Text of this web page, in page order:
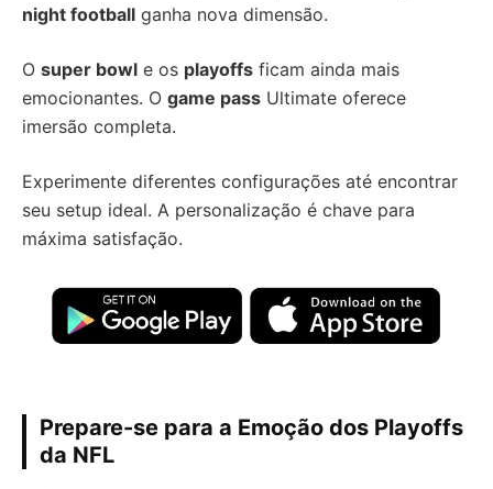
night football ganha nova dimensão.
O super bowl e os playoffs ficam ainda mais
emocionantes. O game pass Ultimate oferece
imersão completa.
Experimente diferentes configurações até encontrar
seu setup ideal. A personalização é chave para
máxima satisfação.
Prepare-se para a Emoção dos Playoffs
da NFL